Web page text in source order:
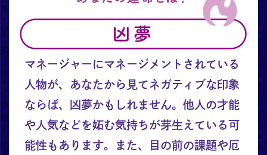
マネージャーにマネージメントされている
人物が、あなたから見てネガティブな印象
ならば、凶夢かもしれません。他人の才能
や人気などを妬む気持ちが芽生えている可
能性もあります。また、目の前の課題や厄